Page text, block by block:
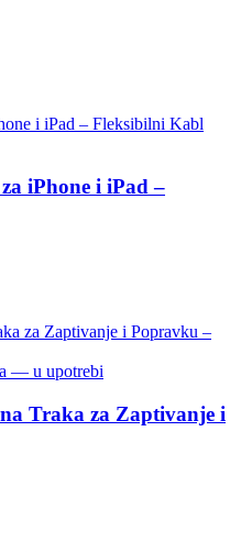
iPhone i iPad –
Traka za Zaptivanje i